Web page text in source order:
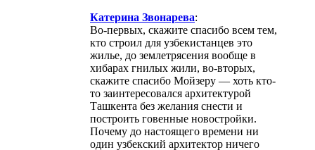
Катерина Звонарева:
Во-первых, скажите спасибо всем тем,
кто строил для узбекистанцев это
жилье, до землетрясения вообще в
хибарах гнилых жили, во-вторых,
скажите спасибо Мойзеру — хоть кто-
то заинтересовался архитектурой
Ташкента без желания снести и
построить говенные новостройки.
Почему до настоящего времени ни
один узбекский архитектор ничего